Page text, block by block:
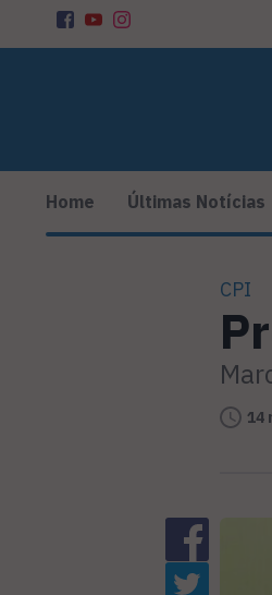
Home Últimas Notícias
CPI
14